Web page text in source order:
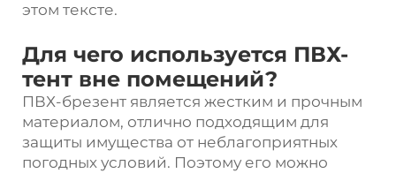
этом тексте.
Для чего используется ПВХ-
тент вне помещений?
ПВХ-брезент является жестким и прочным
материалом, отлично подходящим для
защиты имущества от неблагоприятных
погодных условий. Поэтому его можно